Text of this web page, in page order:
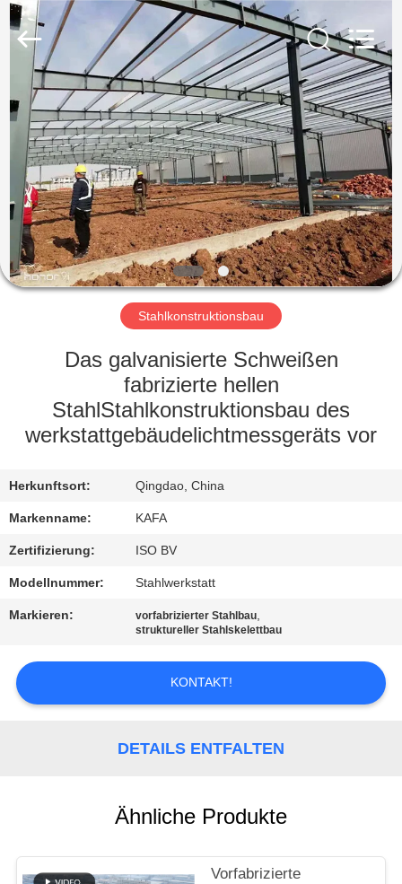
ZU
HAUSE
PRODUKTE
VIDEOS
VR
UNS
QUALITÄTSKONTROLLE
KONTAKT
NEUIGKEITEN
FÄLLE
DATENSCHUTZRICHTLINIE
Fabrication
Co.,
Ltd..
Reserved.
Stahlkonstruktionsbau
Das galvanisierte Schweißen
fabrizierte hellen
StahlStahlkonstruktionsbau des
werkstattgebäudelichtmessgeräts vor
Herkunftsort: Qingdao, China
Markenname: KAFA
Zertifizierung: ISO BV
Modellnummer: Stahlwerkstatt
Markieren: vorfabrizierter Stahlbau,
struktureller Stahlskelettbau
KONTAKT!
DETAILS ENTFALTEN
Ähnliche Produkte
Vorfabrizierte